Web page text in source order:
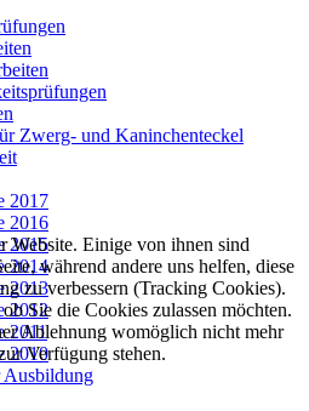
Zwerg- und Kaninchenteckel
2017
2016
2015
2014
2013
2012
2011
2010
Ausbildung
Website. Einige von ihnen sind
während andere uns helfen, diese
zu verbessern (Tracking Cookies).
Sie die Cookies zulassen möchten.
Ablehnung womöglich nicht mehr
Verfügung stehen.